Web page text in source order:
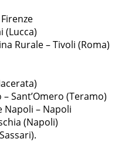
(Lucca)
Rurale – Tivoli (Roma)
Sant’Omero (Teramo)
Napoli – Napoli
(Napoli)